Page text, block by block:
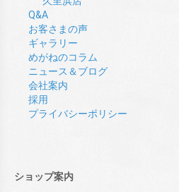
Q&A
お客さまの声
ギャラリー
めがねのコラム
ニュース＆ブログ
会社案内
採用
プライバシーポリシー
ショップ案内